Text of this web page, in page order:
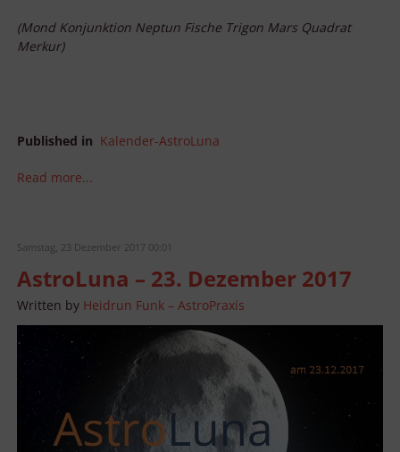
(Mond Konjunktion Neptun Fische Trigon Mars Quadrat
Merkur)
Published in Kalender-AstroLuna
Read more...
Samstag, 23 Dezember 2017 00:01
AstroLuna – 23. Dezember 2017
Written by Heidrun Funk – AstroPraxis